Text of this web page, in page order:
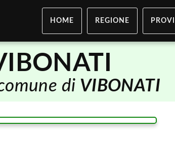
HOME REGIONE
di VIBONATI